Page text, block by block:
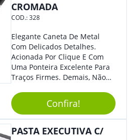
CROMADA
COD.:328
Elegante Caneta De Metal
Com Delicados Detalhes.
Acionada Por Clique E Com
Uma Ponteira Excelente Para
Traços Firmes. Demais, Não
Confira!
PASTA EXECUTIVA C/